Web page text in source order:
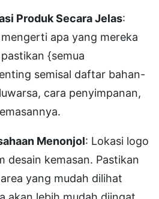
Produk Secara Jelas:
apa yang mereka
{semua
semisal daftar bahan-
cara penyimpanan,
Menonjol: Lokasi logo
desain kemasan. Pastikan
yang mudah dilihat